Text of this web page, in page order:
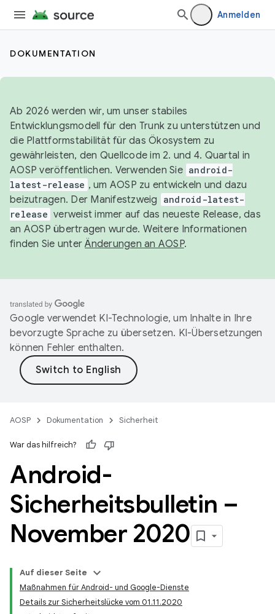
Anmelden
DOKUMENTATION
Ab 2026 werden wir, um unser stabiles
Entwicklungsmodell für den Trunk zu unterstützen und
die Plattformstabilität für das Ökosystem zu
gewährleisten, den Quellcode im 2. und 4. Quartal in
AOSP veröffentlichen. Verwenden Sie android-
latest-release , um AOSP zu entwickeln und dazu
beizutragen. Der Manifestzweig
android-latest-
release verweist immer auf das neueste Release, das
an AOSP übertragen wurde. Weitere Informationen
finden Sie unterÄnderungen an AOSP.
Google verwendet KI-Technologie, um Inhalte in Ihre
bevorzugte Sprache zu übersetzen. KI-Übersetzungen
können Fehler enthalten.
AOSP Dokumentation Sicherheit
War das hilfreich?
Android-
Sicherheitsbulletin –
November 2020
Auf dieser Seite
Maßnahmen für Android- und Google-Dienste
Details zur Sicherheitslücke vom 01.11.2020